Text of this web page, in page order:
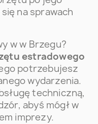
na sprawach
w w Brzegu?
estradowego
potrzebujesz
wydarzenia.
techniczną,
abyś mógł w
imprezy.